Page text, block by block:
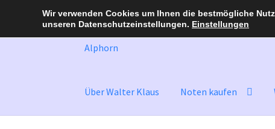
Navigation
Inhalt
Über Walter Klaus Noten kaufen
Wir verwenden Cookies um Ihnen die bestmögliche
unseren Datenschutzeinstellungen. Einstellungen